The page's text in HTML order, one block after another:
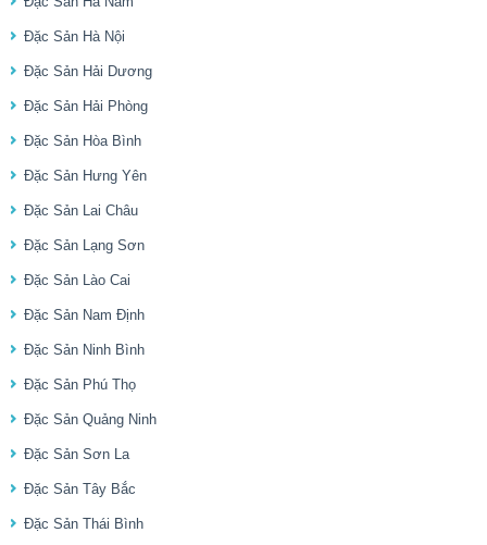
Đặc Sản Hà Nội
Đặc Sản Hải Dương
Đặc Sản Hải Phòng
Đặc Sản Hòa Bình
Đặc Sản Hưng Yên
Đặc Sản Lai Châu
Đặc Sản Lạng Sơn
Đặc Sản Lào Cai
Đặc Sản Nam Định
Đặc Sản Ninh Bình
Đặc Sản Phú Thọ
Đặc Sản Quảng Ninh
Đặc Sản Sơn La
Đặc Sản Tây Bắc
Đặc Sản Thái Bình